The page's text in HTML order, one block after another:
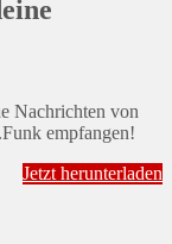
Nachrichten von
empfangen!
Jetzt herunterladen